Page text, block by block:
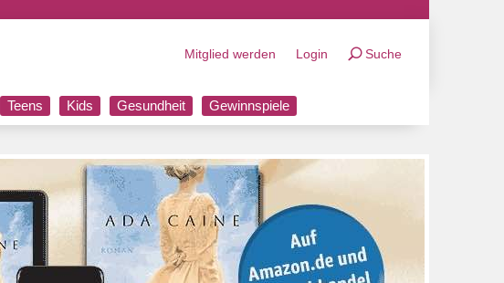
Mitglied werden Login Suche
Teens Kids Gesundheit Gewinnspiele